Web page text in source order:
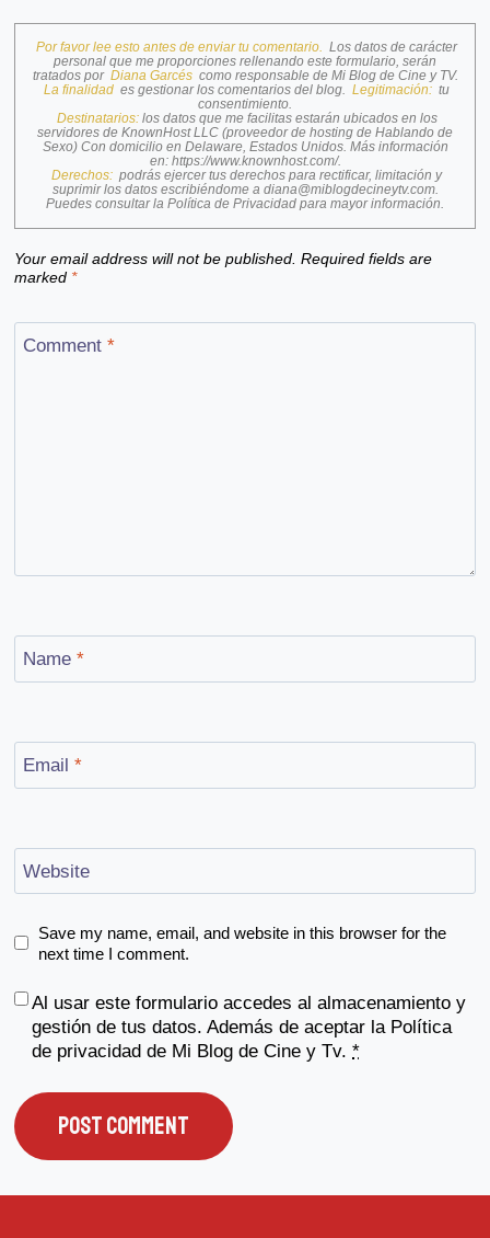
Por favor lee esto antes de enviar tu comentario. Los datos de carácter
personal que me proporciones rellenando este formulario, serán
tratados por Diana Garcés como responsable de Mi Blog de Cine y TV.
La finalidad es gestionar los comentarios del blog. Legitimación: tu
consentimiento.
Destinatarios: los datos que me facilitas estarán ubicados en los
servidores de KnownHost LLC (proveedor de hosting de Hablando de
Sexo) Con domicilio en Delaware, Estados Unidos. Más información
en: https://www.knownhost.com/.
Derechos: podrás ejercer tus derechos para rectificar, limitación y
suprimir los datos escribiéndome a diana@miblogdecineytv.com.
Puedes consultar la Política de Privacidad para mayor información.
Your email address will not be published. Required fields are
marked *
Comment*
Name*
Email*
Website
Save my name, email, and website in this browser for the
next time I comment.
Al usar este formulario accedes al almacenamiento y
gestión de tus datos. Además de aceptar la Política
de privacidad de Mi Blog de Cine y Tv.*